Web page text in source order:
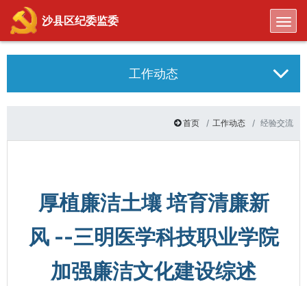
沙县区纪委监委
工作动态
首页 工作动态 经验交流
厚植廉洁土壤 培育清廉新
风 --三明医学科技职业学院
加强廉洁文化建设综述